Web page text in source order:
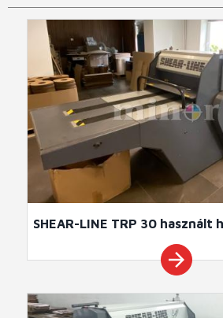
SHEAR-LINE TRP 30 használt
arrow_forward